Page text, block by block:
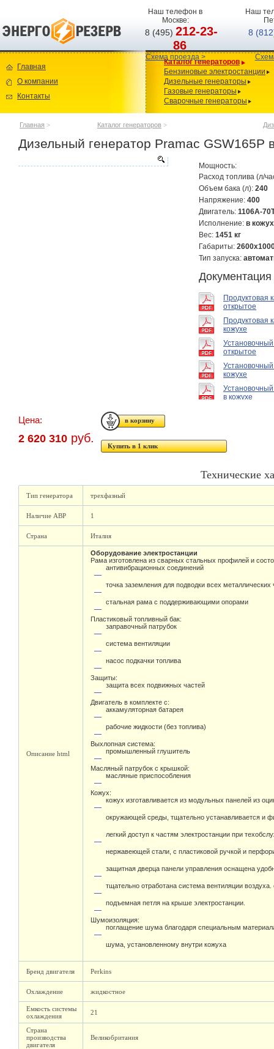
Наш телефон в
Москве:
8 (495)212-23-
86
Схема проезда >
Наш
8
Главная
О компании
Контакты
Каталог генераторов
Бензиновые электростанции
Дизельные генераторы
Газовые генераторы
Сварочные генераторы
Главная > Каталог генераторов >
Дизельный генератор Pramac GSW165P
Мощность:
Расход топлива (л/
Объем бака (л): 240
Напряжение: 400
Двигатель: 1106A-
Исполнение: в
Вес: 1451 кг
Габариты:
Тип запуска:
Документация
Продуктовая
открытое
Продуктовая
кожухе
открытое
кожухе
в кожухе
Цена:
2 620 310 руб.
Купить в 1 клик
Технические
Тип генератора трехфазный
Наличие АВР 1
Страна Италия
Описание html
Оборудование электростанции
Рама изготовлена из сварных стальных профилей и
антивибрационных соединений
точка заземления для подводки всех
стальная рама с поддерживающими опорами
Пластиковый топливный бак:
заправочный патрубок
система вентиляции
насос подкачки топлива
Защиты:
защита всех подвижных частей
Двигатель в комплекте с:
аккамуляторная батарея
рабочие жидкости (без топлива)
Выхлопная система:
промышленный глушитель
Масляный патрубок с крышкой:
масляные приспособления
Кожух:
кожух изготавливается из модульных панелей из
окружающей среды, тщательно устанавливается и
легкий доступ к частям электростанции при
нержавеющей стали, с пластиковой ручкой и
защитная дверца панели управления оснащена
тщательно отработана система вентиляции
подъемная петля на крыше электростанции.
Шумоизоляция:
поглащение шума благодаря специальным
шума, установленному внутри кожуха
Бренд двигателя Perkins
Охлаждение жидкостное
Емкость системы
охлаждения
21
Страна
производства
двигателя
Великобритания